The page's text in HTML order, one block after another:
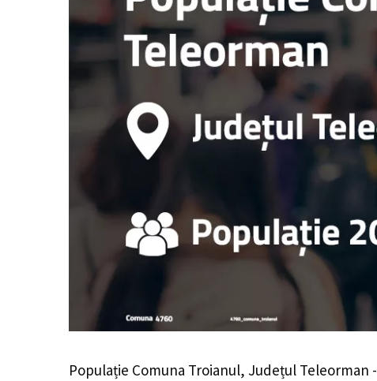
Populație Comuna Troianul, Județul Teleorman -